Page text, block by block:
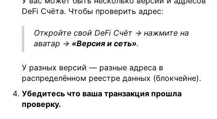
DeFi Счёта. Чтобы проверить адрес:
Откройте свой DeFi Счёт → нажмите на
аватар → «Версия и сеть».
У разных версий — разные адреса в
распределённом реестре данных (блокчейне).
Убедитесь что ваша транзакция прошла
проверку.